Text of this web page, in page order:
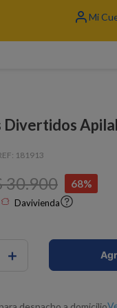
Divertidos
181913
30.900 68%
Davivienda
＋